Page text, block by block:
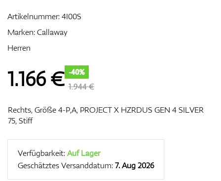
Artikelnummer:4I00S
Marken:Callaway
Herren
1.166€ -40%
1.944 €
Rechts, Größe 4-P,A, PROJECT X HZRDUS GEN 4 SILVER
75, Stiff
Verfügbarkeit:Auf Lager
Geschätztes Versanddatum:7. Aug 2026